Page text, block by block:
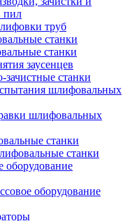
пил
труб
станки
станки
заусенцев
станки
шлифовальных
шлифовальных
станки
станки
оборудование
оборудование